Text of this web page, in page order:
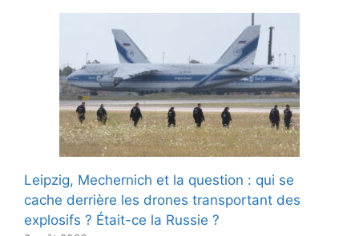
Leipzig, Mechernich et la question : qui se
cache derrière les drones transportant des
explosifs ? Était-ce la Russie ?